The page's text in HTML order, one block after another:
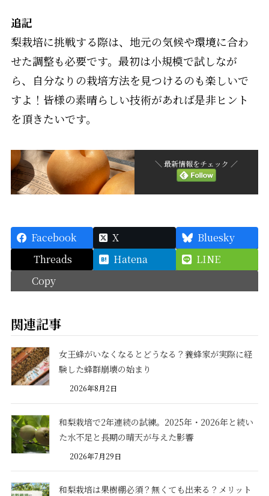
追記
梨栽培に挑戦する際は、地元の気候や環境に合わ
せた調整も必要です。最初は小規模で試しなが
ら、自分なりの栽培方法を見つけるのも楽しいで
すよ！皆様の素晴らしい技術があれば是非ヒント
を頂きたいです。
＼ 最新情報をチェック ／
Facebook X
Bluesky
Threads
Hatena
LINE
Copy
関連記事
女王蜂がいなくなるとどうなる？養蜂家が実際に経
験した蜂群崩壊の始まり
2026年8月2日
和梨栽培で2年連続の試練。2025年・2026年と続い
た水不足と長期の晴天が与えた影響
2026年7月29日
和梨栽培は果樹棚必須？無くても出来る？メリット